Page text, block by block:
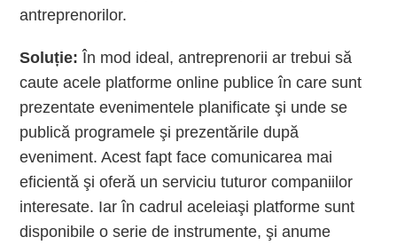
antreprenorilor.
Soluție: În mod ideal, antreprenorii ar trebui să
caute acele platforme online publice în care sunt
prezentate evenimentele planificate şi unde se
publică programele şi prezentările după
eveniment. Acest fapt face comunicarea mai
eficientă şi oferă un serviciu tuturor companiilor
interesate. Iar în cadrul aceleiaşi platforme sunt
disponibile o serie de instrumente, şi anume